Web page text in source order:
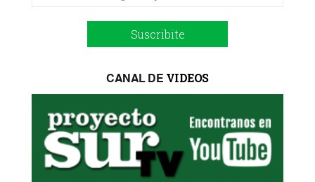
Suscribite
CANAL DE VIDEOS